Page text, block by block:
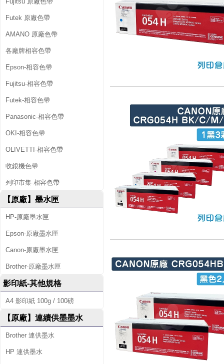
Futek 原廠色帶
AMANO 原廠色帶
各廠牌相容色帶
Epson-相容色帶
Fujitsu-相容色帶
Futek-相容色帶
Panasonic-相容色帶
OKI-相容色帶
OLIVETTI-相容色帶
收銀機色帶
列印市集-相容色帶
【原廠】墨水匣
HP-原廠墨水匣
Epson-原廠墨水匣
Canon-原廠墨水匣
Brother-原廠墨水匣
影印紙-其他規格
A4 影印紙 100g / 100磅
【原廠】連續供墨墨水
Brother 連供墨水
HP 連供墨水